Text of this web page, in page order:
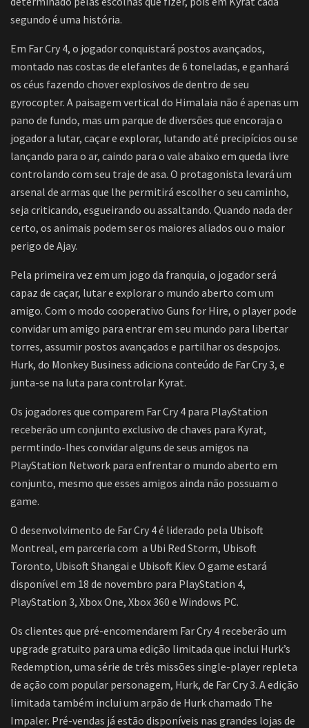
segundo é uma história.
Em Far Cry 4, o jogador conquistará postos avançados,
montado nas costas de elefantes de 6 toneladas, e ganhará
os céus fazendo chover explosivos de dentro de seu
gyrocopter. A paisagem vertical do Himalaia não é apenas um
pano de fundo, mas um parque de diversões que encoraja o
jogador a lutar, caçar e explorar, lutando até precipícios ou se
lançando para o ar, caindo para o vale abaixo em queda livre
controlando com seu traje de asa. O protagonista levará um
arsenal de armas que lhe permitirá escolher o seu caminho,
seja criticando, esgueirando ou assaltando. Quando nada der
certo, os animais podem ser os maiores aliados ou o maior
perigo de Ajay.
Pela primeira vez em um jogo da franquia, o jogador será
capaz de caçar, lutar e explorar o mundo aberto com um
amigo. Com o modo cooperativo Guns for Hire, o player pode
convidar um amigo para entrar em seu mundo para libertar
torres, assumir postos avançados e partilhar os despojos.
Hurk, do Monkey Business adiciona conteúdo de Far Cry 3, e
junta-se na luta para controlar Kyrat.
Os jogadores que comparem Far Cry 4 para PlayStation
receberão um conjunto exclusivo de chaves para Kyrat,
permtindo-lhes convidar alguns de seus amigos na
PlayStation Network para enfrentar o mundo aberto em
conjunto, mesmo que esses amigos ainda não possuam o
game.
O desenvolvimento de Far Cry 4 é liderado pela Ubisoft
Montreal, em parceria com a Ubi Red Storm, Ubisoft
Toronto, Ubisoft Shangai e Ubisoft Kiev. O game estará
disponível em 18 de novembro para PlayStation 4,
PlayStation 3, Xbox One, Xbox 360 e Windows PC.
Os clientes que pré-encomendarem Far Cry 4 receberão um
upgrade gratuito para uma edição limitada que inclui Hurk’s
Redemption, uma série de três missões single-player repleta
de ação com popular personagem, Hurk, de Far Cry 3. A edição
limitada também inclui um arpão de Hurk chamado The
Impaler. Pré-vendas já estão disponíveis nas grandes lojas de